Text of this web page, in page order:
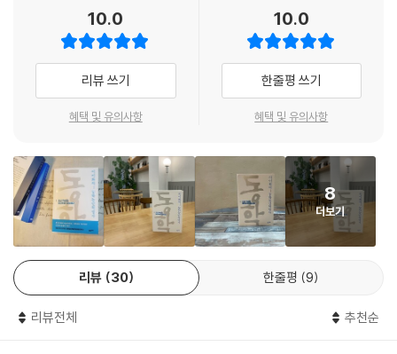
탕감하는 등의 일을 벌였다.
--- p.205-206
집강소는 본디 동학 교주 최시형이 포덕을 하면서 육임제를 만들어 각기
역할을 맡긴 데서 비롯된 것으로 종교 활동을 위한 일종의 점조직이었다.
치기구라고 할 수 있다. 조세와 군납을 포함해 본디 조정에서 군현의 수령
에게 위임한 일을 대신 수행했기 때문이다.
--- p.235
집강소에서는 봉건체제의 경제적 기반인 토지제도를 뜯어고치고자 했던
듯하다. 이는 “토지는 평균으로 분작(分作)케 할 사”라는 오지영의 기록
에서 볼 수 있듯이 대지주의 농토를 거두어 농민들에게 고루 나누어주려는
것이다. 여기에는 대군이나 공주 등 왕실 소유의 궁방전도 포함된다. 만약
“역사는 미래를 여는 희망이다”
동학농민혁명, 미래 역사의 전진을 위한 교훈
동학농민혁명은 ‘반봉건·반외세’라는 시대적 과제를 가장 잘 인식했던 변
혁운동으로 농민을 주축으로 지배계층에 맞선 조선시대 최대의 농민 중심
든 시민운동의 근원이 되었다. 이 책은 특별히 동학농민혁명의 정신을 재
조명한다. 이 혁명이 분단 구조 및 민족 모순을 청산하는 동력으로 작용하
여 장차 남북의 통일을 위해 그 정신을 올곧게 계승하는 현재진행형이어야
하기 때문이다. 또한 진정한 평등과 자주를 실현하는 과제를 안고 인권을
보장하도록 노력함으로써 동학농민군의 정신을 미래의 역사적 자산으로
삼아야 하기 때문이다. 역사는 기억하지 않으면 미래의 교훈으로 삼을 근
거를 잃는다. “농민군의 지향과 정신은 미래의 역사적 자산이 될 것이며,
통합과 화해는 민주주의 구현에 잣대가 될 것이고, 반외세·자주의 지향은
통일의 화두가 될 것이다.”
10.0
리뷰 쓰기
혜택 및 유의사항
10.0
한줄평 쓰기
혜택 및 유의사항
8
더보기
리뷰 30 한줄평 9
리뷰전체 추천순